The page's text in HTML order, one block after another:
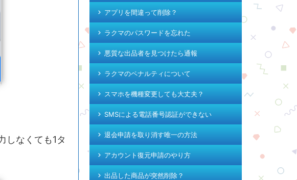
しなくても1タ
アプリを間違って削除？
ラクマのパスワードを忘れた
悪質な出品者を見つけたら通報
ラクマのペナルティについて
スマホを機種変更しても大丈夫？
SMSによる電話番号認証ができない
退会申請を取り消す唯一の方法
アカウント復元申請のやり方
出品した商品が突然削除？